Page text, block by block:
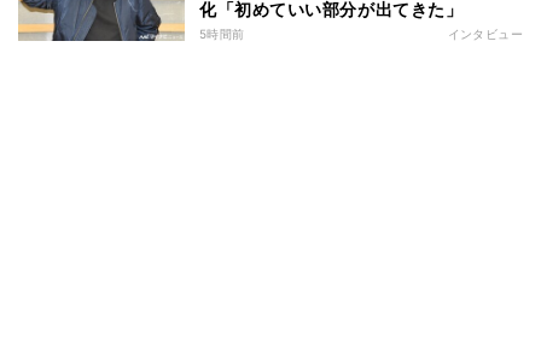
化「初めていい部分が出てきた」
5時間前 インタビュー